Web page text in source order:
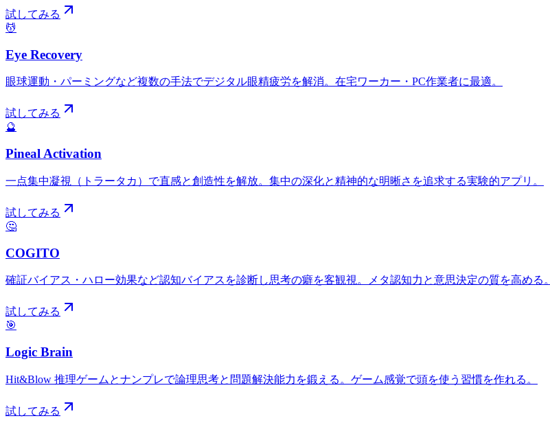
試してみる
💆
Eye Recovery
眼球運動・パーミングなど複数の手法でデジタル眼精疲労を解消。在宅ワーカー・PC作業者に最適。
試してみる
🔮
Pineal Activation
一点集中凝視（トラータカ）で直感と創造性を解放。集中の深化と精神的な明晰さを追求する実験的アプリ。
試してみる
🤔
COGITO
確証バイアス・ハロー効果など認知バイアスを診断し思考の癖を客観視。メタ認知力と意思決定の質を高める。
試してみる
🎯
Logic Brain
Hit&Blow 推理ゲームとナンプレで論理思考と問題解決能力を鍛える。ゲーム感覚で頭を使う習慣を作れる。
試してみる